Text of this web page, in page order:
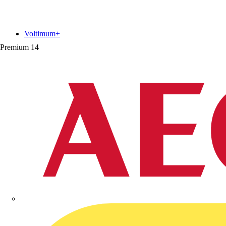
Premium 14
Voltimum+